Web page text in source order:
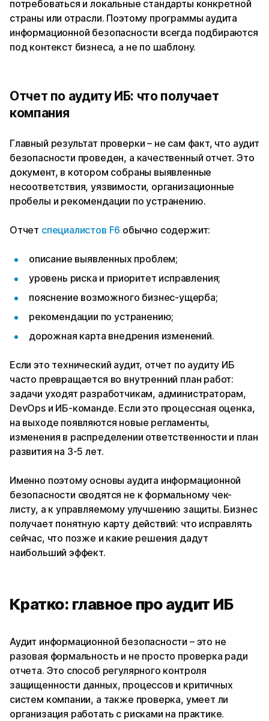
потребоваться и локальные стандарты конкретной
страны или отрасли. Поэтому программы аудита
информационной безопасности всегда подбираются
под контекст бизнеса, а не по шаблону.
Отчет по аудиту ИБ: что получает
компания
Главный результат проверки – не сам факт, что аудит
безопасности проведен, а качественный отчет. Это
документ, в котором собраны выявленные
несоответствия, уязвимости, организационные
пробелы и рекомендации по устранению.
Отчет специалистов F6 обычно содержит:
описание выявленных проблем;
уровень риска и приоритет исправления;
пояснение возможного бизнес-ущерба;
рекомендации по устранению;
дорожная карта внедрения изменений.
Если это технический аудит, отчет по аудиту ИБ
часто превращается во внутренний план работ:
задачи уходят разработчикам, администраторам,
DevOps и ИБ-команде. Если это процессная оценка,
на выходе появляются новые регламенты,
изменения в распределении ответственности и план
развития на 3-5 лет.
Именно поэтому основы аудита информационной
безопасности сводятся не к формальному чек-
листу, а к управляемому улучшению защиты. Бизнес
получает понятную карту действий: что исправлять
сейчас, что позже и какие решения дадут
наибольший эффект.
Кратко: главное про аудит ИБ
Аудит информационной безопасности – это не
разовая формальность и не просто проверка ради
отчета. Это способ регулярного контроля
защищенности данных, процессов и критичных
систем компании, а также проверка, умеет ли
организация работать с рисками на практике.